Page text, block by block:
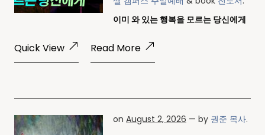
이미 와 있는 행복을 모르는 당신에게
Quick View Read More
on August 2, 2026 — by 권준 목사.